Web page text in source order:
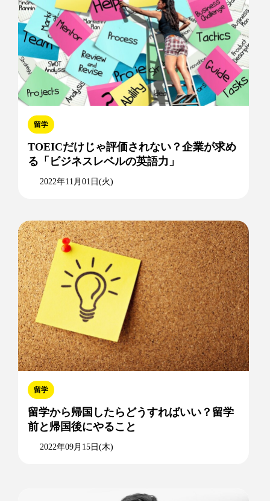
留学
TOEICだけじゃ評価されない？企業が求め
る「ビジネスレベルの英語力」
2022年11月01日(火)
留学
留学から帰国したらどうすればいい？留学
前と帰国後にやること
2022年09月15日(木)